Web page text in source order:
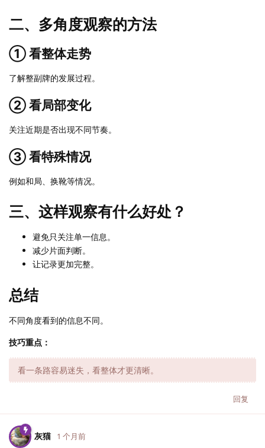
二、多角度观察的方法
① 看整体走势
了解整副牌的发展过程。
② 看局部变化
关注近期是否出现不同节奏。
③ 看特殊情况
例如和局、换靴等情况。
三、这样观察有什么好处？
避免只关注单一信息。
减少片面判断。
让记录更加完整。
总结
不同角度看到的信息不同。
技巧重点：
看一条路容易迷失，看整体才更清晰。
回复
灰猫 1 个月前